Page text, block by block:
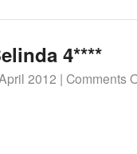
4****
2012 | Comments